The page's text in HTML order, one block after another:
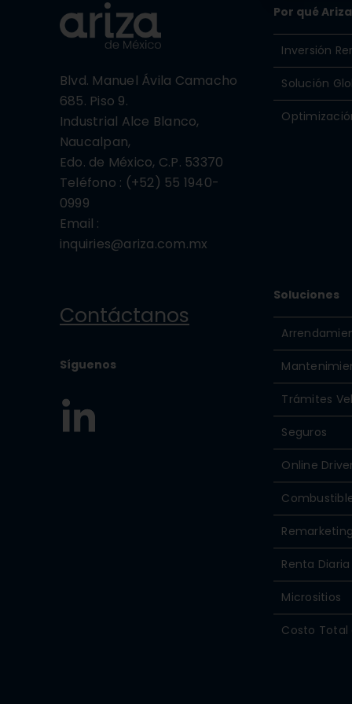
Blvd. Manuel Ávila Camacho
685. Piso 9.
Industrial Alce Blanco,
Naucalpan,
Edo. de México, C.P. 53370
Teléfono : (+52) 55 1940-
0999
Email :
inquiries@ariza.com.mx
Contáctanos
Síguenos
Por qué Ariza
Inversión
Solución
Soluciones
Trámites
Seguros
Online
Remarketing
Renta Diaria
Micrositios
Costo Total